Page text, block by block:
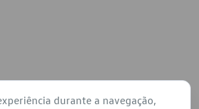
durante a navegação,